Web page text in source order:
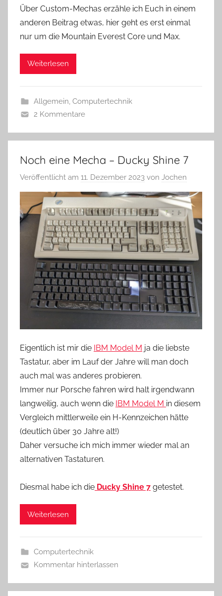
Über Custom-Mechas erzähle ich Euch in einem
anderen Beitrag etwas, hier geht es erst einmal
nur um die Mountain Everest Core und Max.
Weiterlesen
Allgemein, Computertechnik
2 Kommentare
Noch eine Mecha – Ducky Shine 7
Veröffentlicht am 11. Dezember 2023 von Jochen
Eigentlich ist mir die IBM Model M ja die liebste
Tastatur, aber im Lauf der Jahre will man doch
auch mal was anderes probieren.
Immer nur Porsche fahren wird halt irgendwann
langweilig, auch wenn die IBM Model M in diesem
Vergleich mittlerweile ein H-Kennzeichen hätte
(deutlich über 30 Jahre alt!)
Daher versuche ich mich immer wieder mal an
alternativen Tastaturen.
Diesmal habe ich die Ducky Shine 7 getestet.
Weiterlesen
Computertechnik
Kommentar hinterlassen